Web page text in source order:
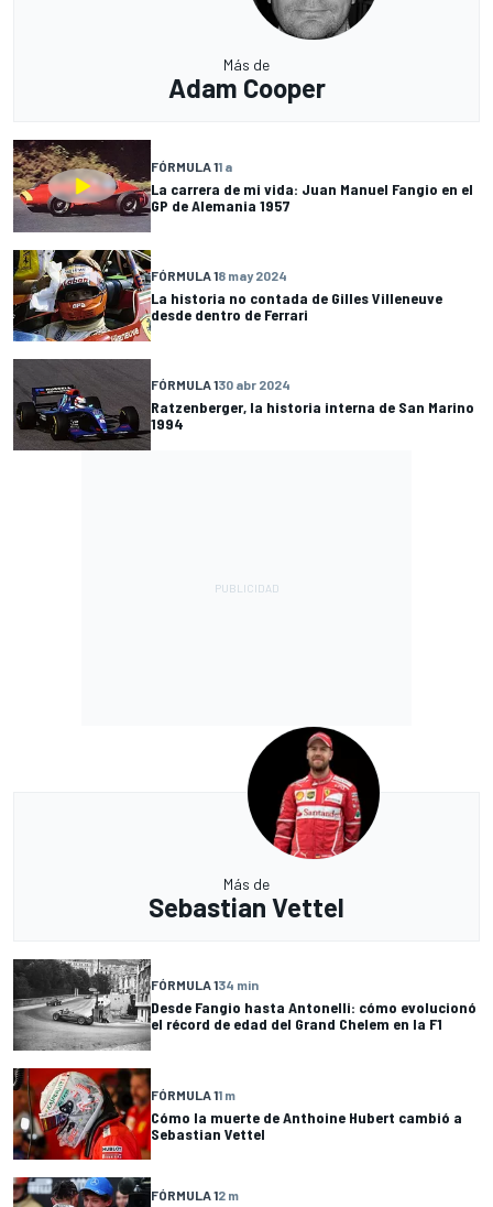
Más de
Adam Cooper
FÓRMULA 11 a
La carrera de mi vida: Juan Manuel Fangio en el
GP de Alemania 1957
FÓRMULA 18 may 2024
La historia no contada de Gilles Villeneuve
desde dentro de Ferrari
FÓRMULA 130 abr 2024
Ratzenberger, la historia interna de San Marino
1994
Más de
Sebastian Vettel
FÓRMULA 134 min
Desde Fangio hasta Antonelli: cómo evolucionó
el récord de edad del Grand Chelem en la F1
FÓRMULA 11 m
Cómo la muerte de Anthoine Hubert cambió a
Sebastian Vettel
FÓRMULA 12 m